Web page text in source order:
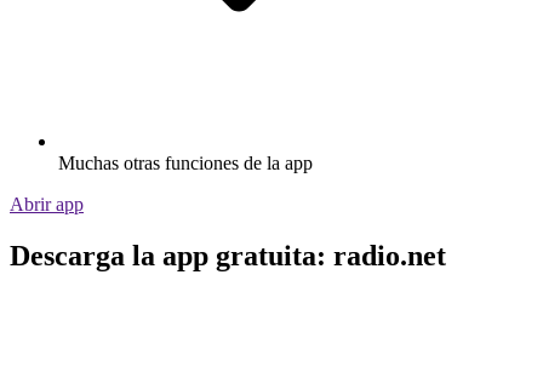
Muchas otras funciones de la app
Abrir app
Descarga la app gratuita: radio.net